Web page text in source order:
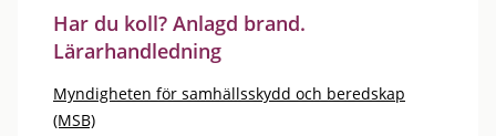
Har du koll? Anlagd brand.
Lärarhandledning
Myndigheten för samhällsskydd och beredskap
(MSB)